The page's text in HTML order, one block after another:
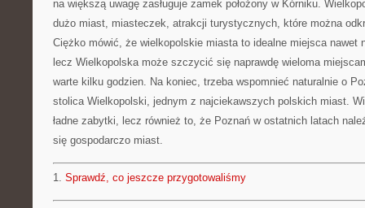
na większą uwagę zasługuje zamek położony w Kórniku.
dużo miast, miasteczek, atrakcji turystycznych, które można
Ciężko mówić, że wielkopolskie miasta to idealne miejsca nawet
lecz Wielkopolska może szczycić się naprawdę wieloma
warte kilku godzien. Na koniec, trzeba wspomnieć naturalnie o
stolica Wielkopolski, jednym z najciekawszych polskich miast.
ładne zabytki, lecz również to, że Poznań w ostatnich latach
się gospodarczo miast.
1. Sprawdź, co jeszcze przygotowaliśmy